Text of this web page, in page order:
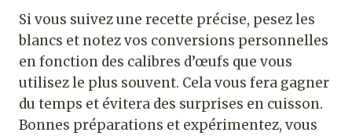
Si vous suivez une recette précise, pesez les
blancs et notez vos conversions personnelles
en fonction des calibres d’œufs que vous
utilisez le plus souvent. Cela vous fera gagner
du temps et évitera des surprises en cuisson.
Bonnes préparations et expérimentez, vous